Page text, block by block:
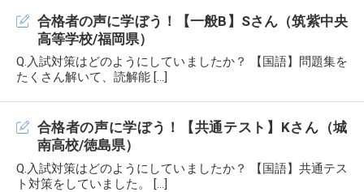
合格者の声に学ぼう！【一般B】Sさん（筑紫中央
高等学校/福岡県）
Q.入試対策はどのようにしていましたか？ 【国語】問題集を
たくさん解いて、読解能 […]
合格者の声に学ぼう！【共通テスト】Kさん（城
南高校/徳島県）
Q.入試対策はどのようにしていましたか？ 【国語】共通テス
ト対策をしていました。 […]